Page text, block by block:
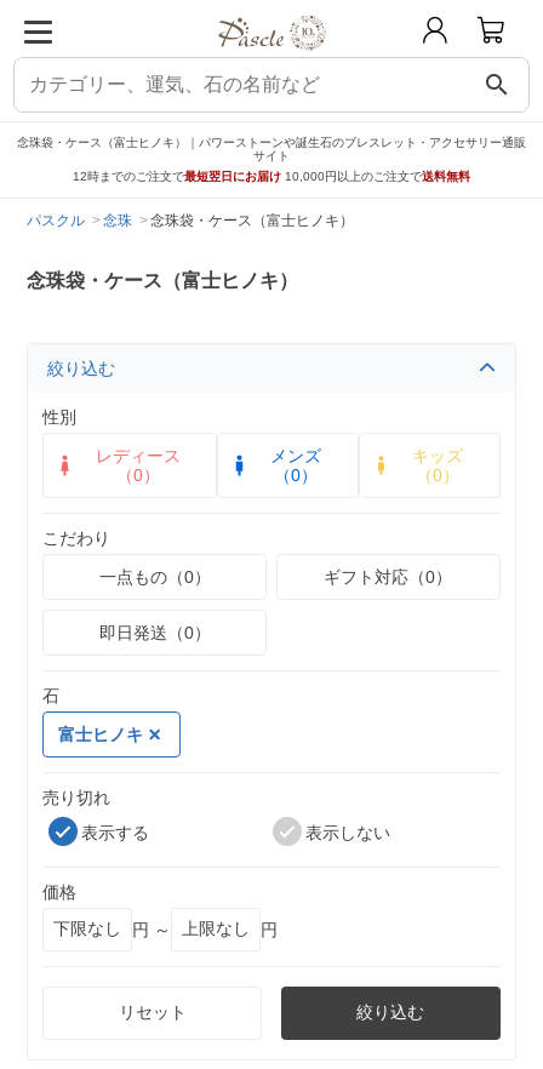
search
念珠袋・ケース（富士ヒノキ）｜パワーストーンや誕生石のブレスレット・アクセサリー通販
サイト
12時までのご注文で最短翌日にお届け 10,000円以上のご注文で送料無料
パスクル 念珠 念珠袋・ケース（富士ヒノキ）
念珠袋・ケース（富士ヒノキ）
絞り込む
性別
レディース
（0）
メンズ
（0）
キッズ
（0）
こだわり
一点もの（0）
ギフト対応（0）
即日発送（0）
石
富士ヒノキ
売り切れ
表示する
表示しない
価格
円 ～
円
リセット 絞り込む